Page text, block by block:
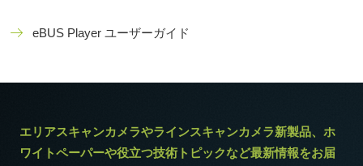
eBUS Player ユーザーガイド
エリアスキャンカメラやラインスキャンカメラ新製品、ホ
ワイトペーパーや役立つ技術トピックなど最新情報をお届